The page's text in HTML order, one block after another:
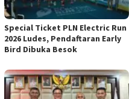
Special Ticket PLN Electric Run
2026 Ludes, Pendaftaran Early
Bird Dibuka Besok